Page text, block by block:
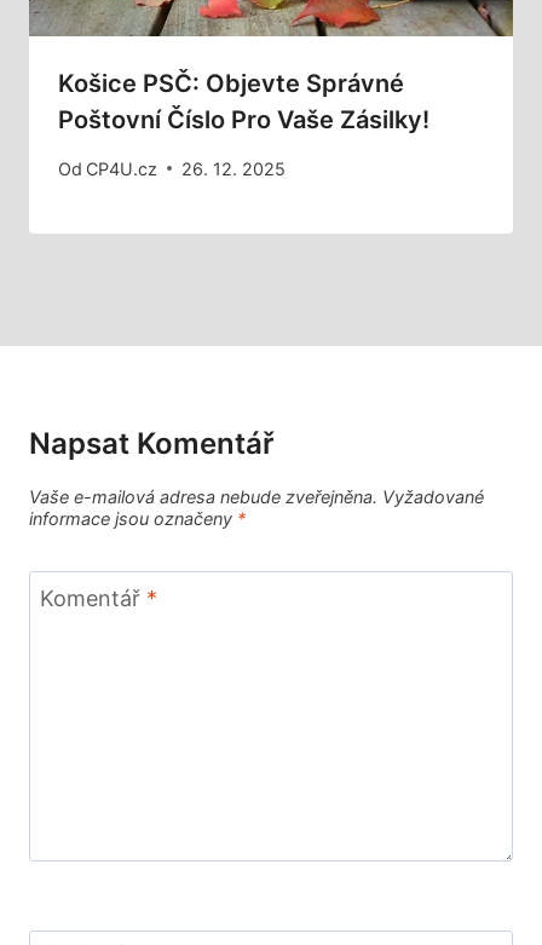
Košice PSČ: Objevte Správné
Poštovní Číslo Pro Vaše Zásilky!
Od CP4U.cz 26. 12. 2025
Napsat Komentář
Vaše e-mailová adresa nebude zveřejněna. Vyžadované
informace jsou označeny *
Komentář *